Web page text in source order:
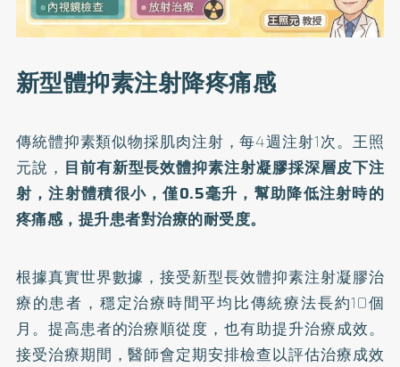
新型體抑素注射降疼痛感
傳統體抑素類似物採肌肉注射，每4週注射1次。王照
元說， 目前有新型長效體抑素注射凝膠採深層皮下注
射，注射體積很小，僅0.5毫升，幫助降低注射時的
疼痛感，提升患者對治療的耐受度。
根據真實世界數據，接受新型長效體抑素注射凝膠治
療的患者，穩定治療時間平均比傳統療法長約10個
月。提高患者的治療順從度，也有助提升治療成效。
接受治療期間，醫師會定期安排檢查以評估治療成效